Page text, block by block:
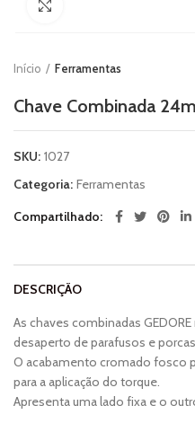
Início Ferramentas
Chave Combinada
SKU: 1027
Categoria: Ferramentas
Compartilhado
DESCRIÇÃO
As chaves combinadas
desaperto de parafusos e
O acabamento cromado fosco
para a aplicação do torque.
Apresenta uma lado fixa e o